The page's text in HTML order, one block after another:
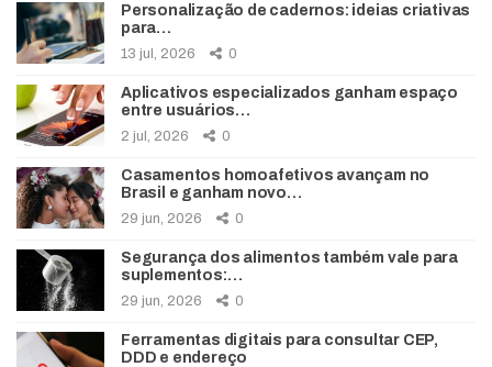
Personalização de cadernos: ideias criativas
para…
13 jul, 2026 0
Aplicativos especializados ganham espaço
entre usuários…
2 jul, 2026 0
Casamentos homoafetivos avançam no
Brasil e ganham novo…
29 jun, 2026 0
Segurança dos alimentos também vale para
suplementos:…
29 jun, 2026 0
Ferramentas digitais para consultar CEP,
DDD e endereço